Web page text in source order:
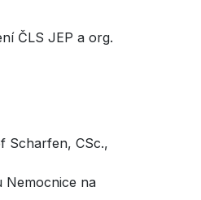
ČLS JEP a org.
Scharfen, CSc.,
Nemocnice na